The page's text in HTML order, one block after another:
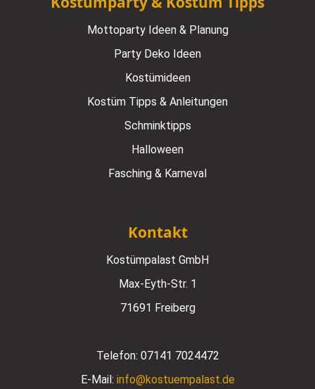
Mottoparty Ideen & Planung
Party Deko Ideen
Kostümideen
Kostüm Tipps & Anleitungen
Schminktipps
Halloween
Fasching & Karneval
Kontakt
Kostümpalast GmbH
Max-Eyth-Str. 1
71691 Freiberg
Telefon: 07141 7024472
E-Mail: info@kostuempalast.de